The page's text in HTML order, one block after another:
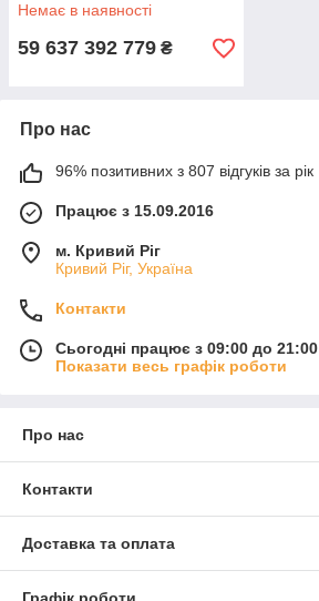
Немає в наявності
59 637 392 779 ₴
Про нас
96% позитивних з 807 відгуків за рік
Працює з 15.09.2016
м. Кривий Ріг
Кривий Ріг, Україна
Контакти
Сьогодні працює з 09:00 до 21:00
Показати весь графік роботи
Про нас
Контакти
Доставка та оплата